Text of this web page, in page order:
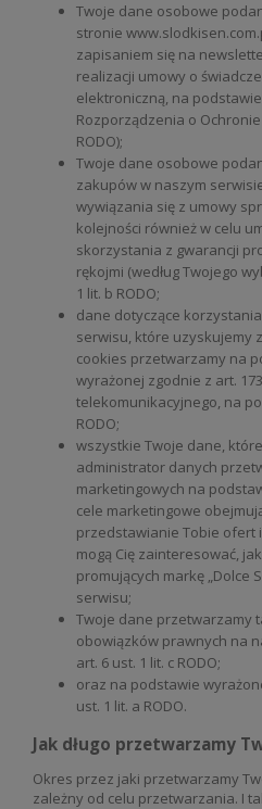
Twoje dane osobowe
stronie
zapisaniem się na
realizacji umowy o
elektroniczną, na
Rozporządzenia o
RODO);
Twoje dane osobowe
zakupów w naszym
wywiązania się z umowy
kolejności również w celu
skorzystania z gwarancji
rękojmi (według Twojego
1 lit. b RODO;
dane dotyczące
serwisu, które uzyskujemy
cookies przetwarzamy na
wyrażonej zgodnie z art.
telekomunikacyjnego, na
RODO;
wszystkie Twoje dane,
administrator danych
marketingowych na
cele marketingowe
przedstawianie Tobie ofert
mogą Cię zainteresować,
promujących markę „Dolce
serwisu;
Twoje dane przetwarzamy
obowiązków prawnych na
art. 6 ust. 1 lit. c RODO;
oraz na podstawie
ust. 1 lit. a RODO.
Jak długo przetwarzamy
Okres przez jaki przetwarzamy
zależny od celu przetwarzania. I